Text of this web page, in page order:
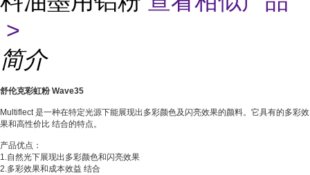
>
简介
舒伦克彩虹粉 Wave35
Multiflect 是一种在特定光源下能展现出多彩颜色及闪亮效果的颜料。它具有的多彩效
果和高性价比 结合的特点。
产品优点：
1.自然光下展现出多彩颜色和闪亮效果
2.多彩效果和成本效益 结合